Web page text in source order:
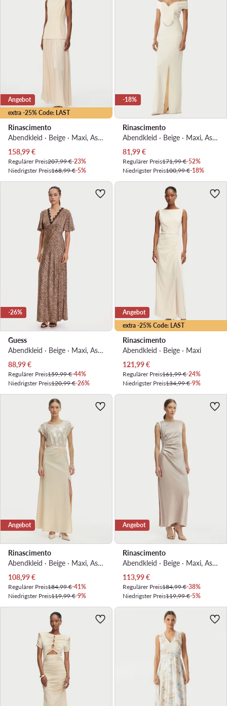
extra -25% Code: LAST
Angebot
Rinascimento
Abendkleid · Beige · Maxi, Asymmetrisch
Aktueller Preis
158,99€
Regulärer Preis207,99 €-23%
Niedrigster Preis168,99 €-5%
-18%
Rinascimento
Abendkleid · Beige · Maxi, Asymmetrisch
Aktueller Preis
81,99€
Regulärer Preis171,99 €-52%
Niedrigster Preis100,99 €-18%
-26%
Guess
Abendkleid · Beige · Maxi, Asymmetrisch
Aktueller Preis
88,99€
Regulärer Preis159,99 €-44%
Niedrigster Preis120,99 €-26%
extra -25% Code: LAST
Angebot
Rinascimento
Abendkleid · Beige · Maxi
Aktueller Preis
121,99€
Regulärer Preis161,99 €-24%
Niedrigster Preis134,99 €-9%
Angebot
Rinascimento
Abendkleid · Beige · Maxi, Asymmetrisch
Aktueller Preis
108,99€
Regulärer Preis184,99 €-41%
Niedrigster Preis119,99 €-9%
Angebot
Rinascimento
Abendkleid · Beige · Maxi, Asymmetrisch
Aktueller Preis
113,99€
Regulärer Preis184,99 €-38%
Niedrigster Preis119,99 €-5%